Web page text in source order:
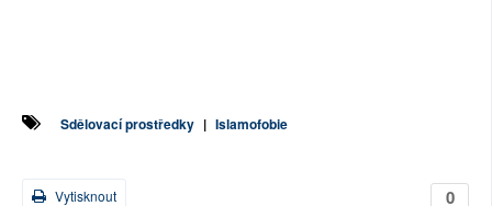
Sdělovací prostředky | Islamofobie
0
Vytisknout